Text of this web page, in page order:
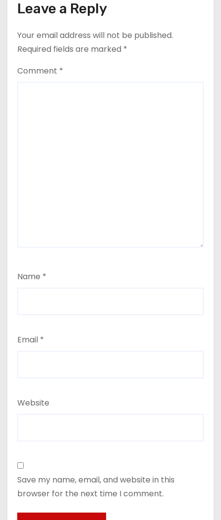
Leave a Reply
Your email address will not be published.
Required fields are marked *
Comment *
Name *
Email *
Website
Save my name, email, and website in this
browser for the next time I comment.